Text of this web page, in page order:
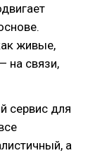
живые,
на связи,
сервис для
а